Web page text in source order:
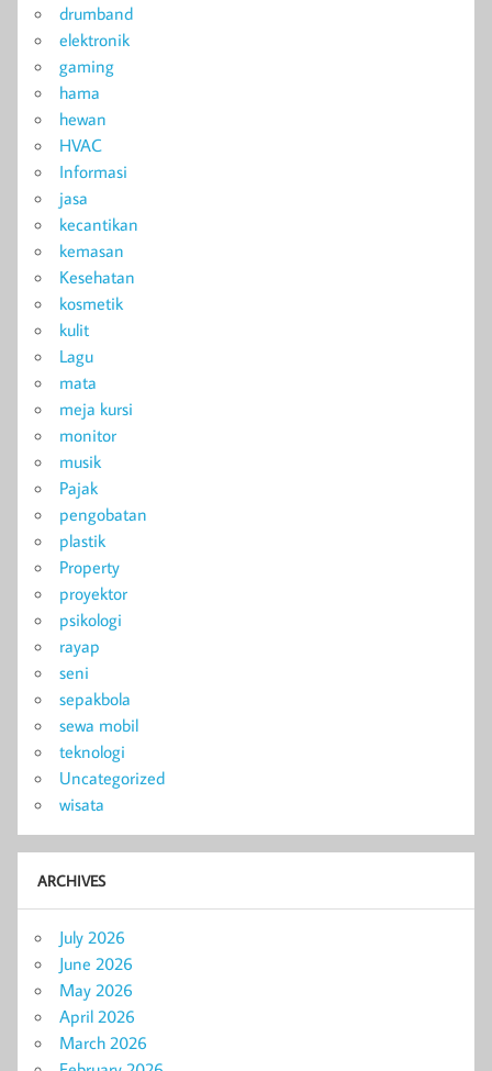
drumband
elektronik
gaming
hama
hewan
HVAC
Informasi
jasa
kecantikan
kemasan
Kesehatan
kosmetik
kulit
Lagu
mata
meja kursi
monitor
musik
Pajak
pengobatan
plastik
Property
proyektor
psikologi
rayap
seni
sepakbola
sewa mobil
teknologi
Uncategorized
wisata
ARCHIVES
July 2026
June 2026
May 2026
April 2026
March 2026